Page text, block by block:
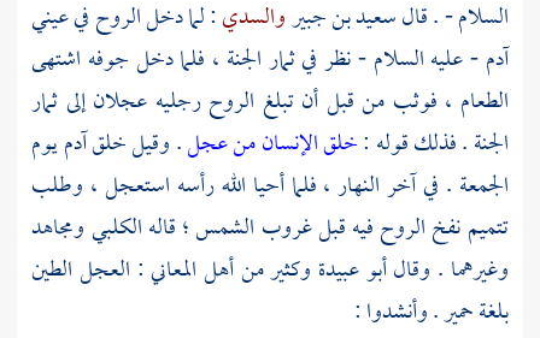
السلام - . قالسعيد بن جبيروالسدي: لما دخل الروح في عيني
آدم- عليه السلام - نظر في ثمار الجنة ، فلما دخل جوفه اشتهى
الطعام ، فوثب من قبل أن تبلغ الروح رجليه عجلان إلى ثمار
الجنة . فذلك قوله :خلق الإنسان من عجل. وقيل خلقآدميوم
الجمعة . في آخر النهار ، فلما أحيا الله رأسه استعجل ، وطلب
تتميم نفخ الروح فيه قبل غروب الشمس ؛ قالهالكلبيومجاهد
وغيرهما . وقالأبو عبيدة وكثير من أهل المعاني : العجل الطين
بلغة حمير . وأنشدوا :